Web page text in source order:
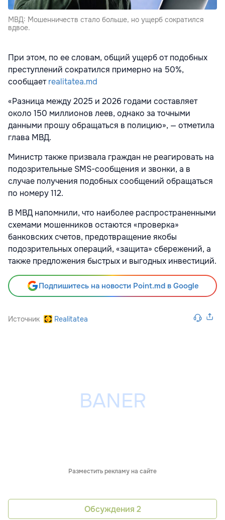
МВД: Мошенничеств стало больше, но ущерб сократился
вдвое.
При этом, по ее словам, общий ущерб от подобных
преступлений сократился примерно на 50%,
сообщаетrealitatea.md
«Разница между 2025 и 2026 годами составляет
около 150 миллионов леев, однако за точными
данными прошу обращаться в полицию», — отметила
глава МВД.
Министр также призвала граждан не реагировать на
подозрительные SMS-сообщения и звонки, а в
случае получения подобных сообщений обращаться
по номеру 112.
В МВД напомнили, что наиболее распространенными
схемами мошенников остаются «проверка»
банковских счетов, предотвращение якобы
подозрительных операций, «защита» сбережений, а
также предложения быстрых и выгодных инвестиций.
Подпишитесь на новости Point.md в Google
Источник Realitatea
Разместить рекламу на сайте
Обсуждения 2